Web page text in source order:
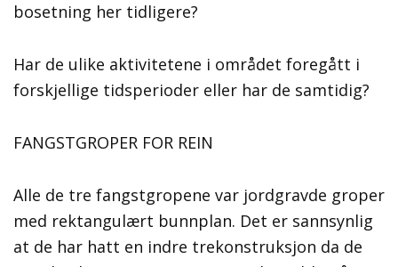
bosetning her tidligere?
Har de ulike aktivitetene i området foregått i
forskjellige tidsperioder eller har de samtidig?
FANGSTGROPER FOR REIN
Alle de tre fangstgropene var jordgravde groper
med rektangulært bunnplan. Det er sannsynlig
at de har hatt en indre trekonstruksjon da de